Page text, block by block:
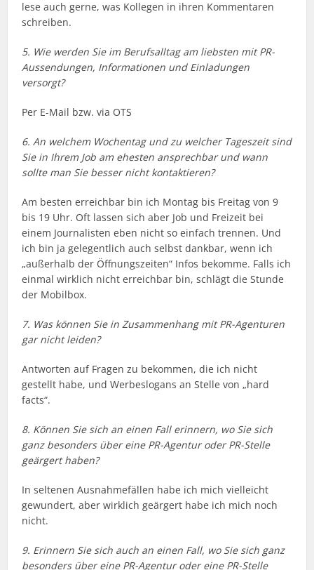
lese auch gerne, was Kollegen in ihren Kommentaren
schreiben.
5. Wie werden Sie im Berufsalltag am liebsten mit PR-
Aussendungen, Informationen und Einladungen
versorgt?
Per E-Mail bzw. via OTS
6. An welchem Wochentag und zu welcher Tageszeit sind
Sie in Ihrem Job am ehesten ansprechbar und wann
sollte man Sie besser nicht kontaktieren?
Am besten erreichbar bin ich Montag bis Freitag von 9
bis 19 Uhr. Oft lassen sich aber Job und Freizeit bei
einem Journalisten eben nicht so einfach trennen. Und
ich bin ja gelegentlich auch selbst dankbar, wenn ich
„außerhalb der Öffnungszeiten“ Infos bekomme. Falls ich
einmal wirklich nicht erreichbar bin, schlägt die Stunde
der Mobilbox.
7. Was können Sie in Zusammenhang mit PR-Agenturen
gar nicht leiden?
Antworten auf Fragen zu bekommen, die ich nicht
gestellt habe, und Werbeslogans an Stelle von „hard
facts“.
8. Können Sie sich an einen Fall erinnern, wo Sie sich
ganz besonders über eine PR-Agentur oder PR-Stelle
geärgert haben?
In seltenen Ausnahmefällen habe ich mich vielleicht
gewundert, aber wirklich geärgert habe ich mich noch
nicht.
9. Erinnern Sie sich auch an einen Fall, wo Sie sich ganz
besonders über eine PR-Agentur oder eine PR-Stelle